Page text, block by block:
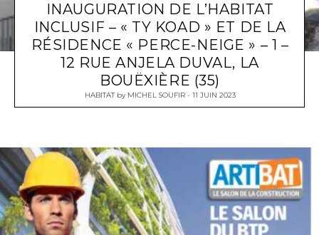
INAUGURATION DE L’HABITAT
INCLUSIF – « TY KOAD » ET DE LA
RÉSIDENCE « PERCE-NEIGE » – 1 –
12 RUE ANJELA DUVAL, LA
BOUËXIÈRE (35)
HABITATby MICHEL SOUFIR 11 JUIN 2023